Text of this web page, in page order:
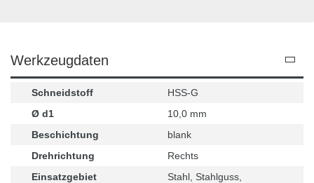
Werkzeugdaten
Schneidstoff
HSS-G
Ø d1
10,0 mm
Beschichtung
blank
Drehrichtung
Rechts
Einsatzgebiet
Stahl, Stahlguss,